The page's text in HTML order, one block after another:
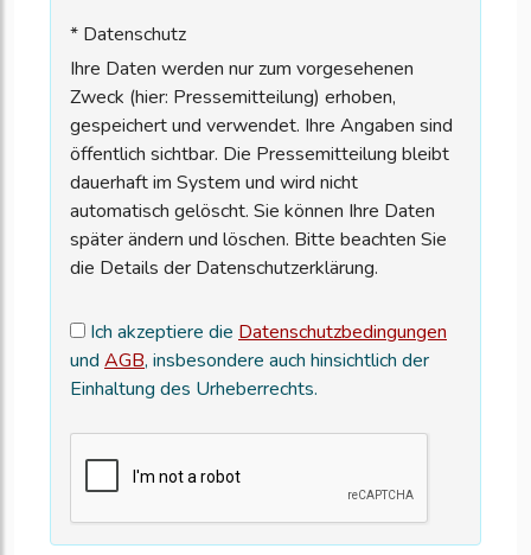
* Datenschutz
Ihre Daten werden nur zum vorgesehenen
Zweck (hier: Pressemitteilung) erhoben,
gespeichert und verwendet. Ihre Angaben sind
öffentlich sichtbar. Die Pressemitteilung bleibt
dauerhaft im System und wird nicht
automatisch gelöscht. Sie können Ihre Daten
später ändern und löschen. Bitte beachten Sie
die Details der Datenschutzerklärung.
Ich akzeptiere die Datenschutzbedingungen
und AGB, insbesondere auch hinsichtlich der
Einhaltung des Urheberrechts.